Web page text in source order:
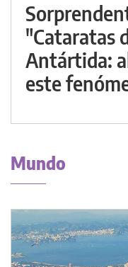
"Cataratas
Antártida:
este
Mundo